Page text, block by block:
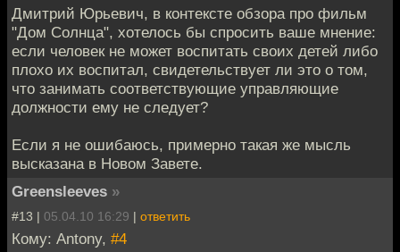
Дмитрий Юрьевич, в контексте обзора про фильм
"Дом Солнца", хотелось бы спросить ваше мнение:
если человек не может воспитать своих детей либо
плохо их воспитал, свидетельствует ли это о том,
что занимать соответствующие управляющие
должности ему не следует?
Если я не ошибаюсь, примерно такая же мысль
высказана в Новом Завете.
Greensleeves »
#13 | 05.04.10 16:29 | ответить
Кому: Antony, #4